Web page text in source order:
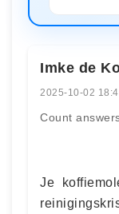
Imke de
2025-10-02
Count
Je